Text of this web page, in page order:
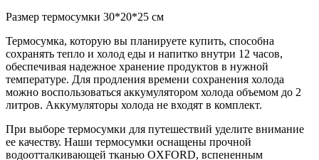
Размер термосумки 30*20*25 см
Термосумка, которую вы планируете купить, способна
сохранять тепло и холод еды и напитко внутри 12 часов,
обеспечивая надежное хранение продуктов в нужной
температуре. Для продления времени сохранения холода
можно воспользоваться аккумулятором холода объемом до 2
литров. Аккумуляторы холода не входят в комплект.
При выборе термосумки для путешествий уделите внимание
ее качеству. Наши термосумки оснащены прочной
водоотталкивающей тканью OXFORD, вспененным